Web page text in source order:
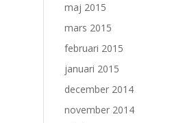
maj 2015
mars 2015
februari 2015
januari 2015
december 2014
november 2014